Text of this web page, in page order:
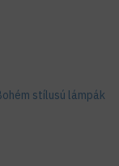
stílusú lámpák